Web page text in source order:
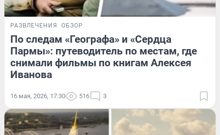
РАЗВЛЕЧЕНИЯ ОБЗОР
По следам «Географа» и «Сердца
Пармы»: путеводитель по местам, где
снимали фильмы по книгам Алексея
Иванова
16 мая, 2026, 17:30 516 3